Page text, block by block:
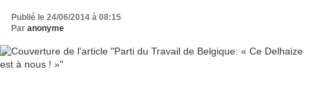
Publié le 24/06/2014 à 08:15
Par anonyme